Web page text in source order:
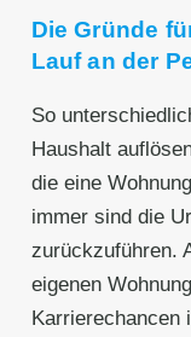
Die Gründe
Lauf an der
So
Haushalt
die eine
immer sind die
zurückzuführen.
eigenen
Karrierechancen